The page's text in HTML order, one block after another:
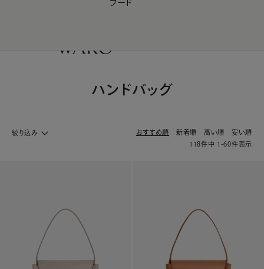
【会員様限定】夏のプレゼントキャンペーン開催中
フード
ハンドバッグ
おすすめ順 新着順 高い順
安い順
118件中 1 -60件表示
絞り込み